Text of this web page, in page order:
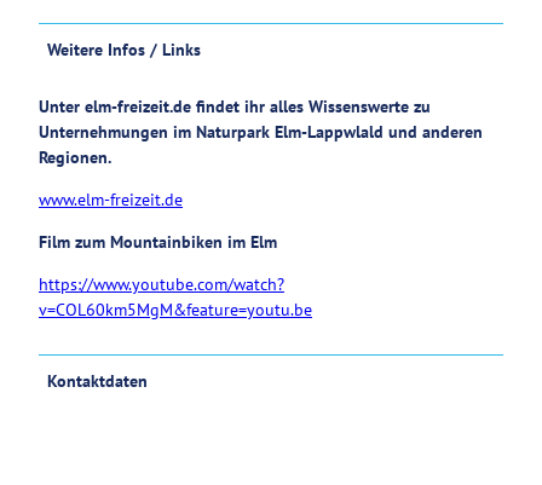
Weitere Infos / Links
Unter elm-freizeit.de findet ihr alles Wissenswerte zu
Unternehmungen im Naturpark Elm-Lappwlald und anderen
Regionen.
www.elm-freizeit.de
Film zum Mountainbiken im Elm
https://www.youtube.com/watch?
v=COL60km5MgM&feature=youtu.be
Kontaktdaten